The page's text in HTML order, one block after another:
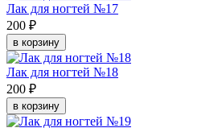
Лак для ногтей №17
200 ₽
в корзину
Лак для ногтей №18
200 ₽
в корзину